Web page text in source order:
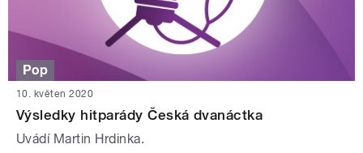
Pop
10. květen 2020
Výsledky hitparády Česká dvanáctka
Uvádí Martin Hrdinka.